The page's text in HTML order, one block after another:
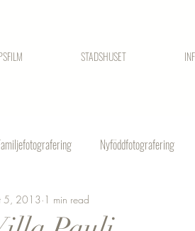
STADSHUSET
Nyföddfotografering
5, 2013 1 min read